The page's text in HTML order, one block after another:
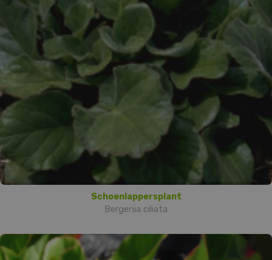
Schoenlappersplant
Bergenia ciliata